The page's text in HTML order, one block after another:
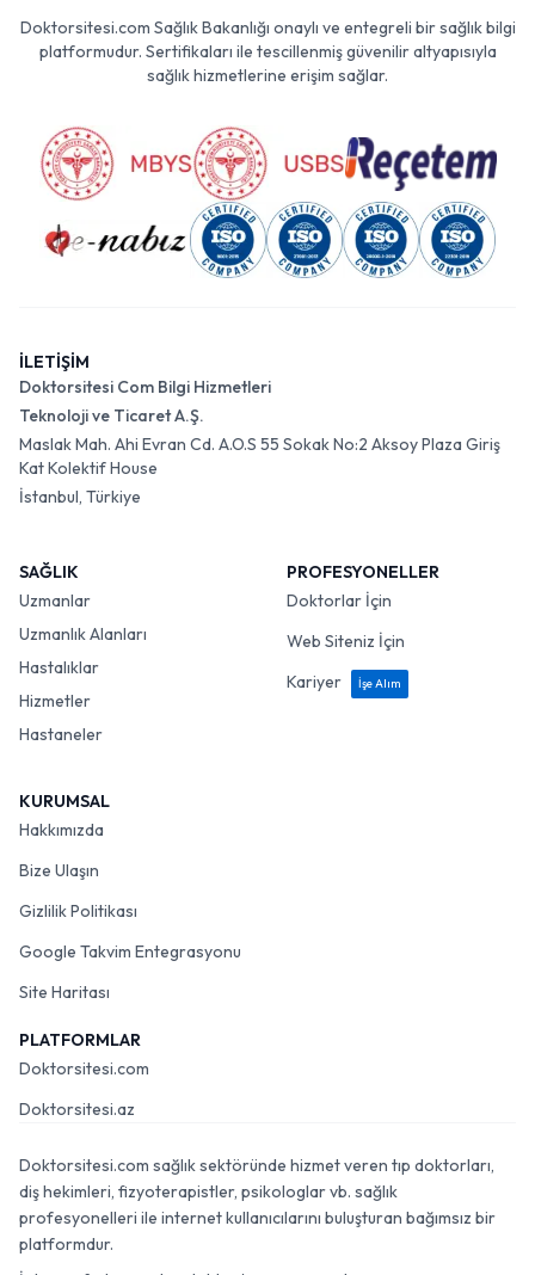
Doktorsitesi.com Sağlık Bakanlığı onaylı ve entegreli bir sağlık bilgi
platformudur. Sertifikaları ile tescillenmiş güvenilir altyapısıyla
sağlık hizmetlerine erişim sağlar.
İLETİŞİM
Doktorsitesi Com Bilgi Hizmetleri
Teknoloji ve Ticaret A.Ş.
Maslak Mah. Ahi Evran Cd. A.O.S 55 Sokak No:2 Aksoy Plaza Giriş
Kat Kolektif House
İstanbul, Türkiye
SAĞLIK
Uzmanlar
Uzmanlık Alanları
Hastalıklar
Hizmetler
Hastaneler
PROFESYONELLER
Doktorlar İçin
Web Siteniz İçin
Kariyer
İşe Alım
KURUMSAL
Hakkımızda
Bize Ulaşın
Gizlilik Politikası
Google Takvim Entegrasyonu
Site Haritası
PLATFORMLAR
Doktorsitesi.com
Doktorsitesi.az
Doktorsitesi.com sağlık sektöründe hizmet veren tıp doktorları,
diş hekimleri, fizyoterapistler, psikologlar vb. sağlık
profesyonelleri ile internet kullanıcılarını buluşturan bağımsız bir
platformdur.